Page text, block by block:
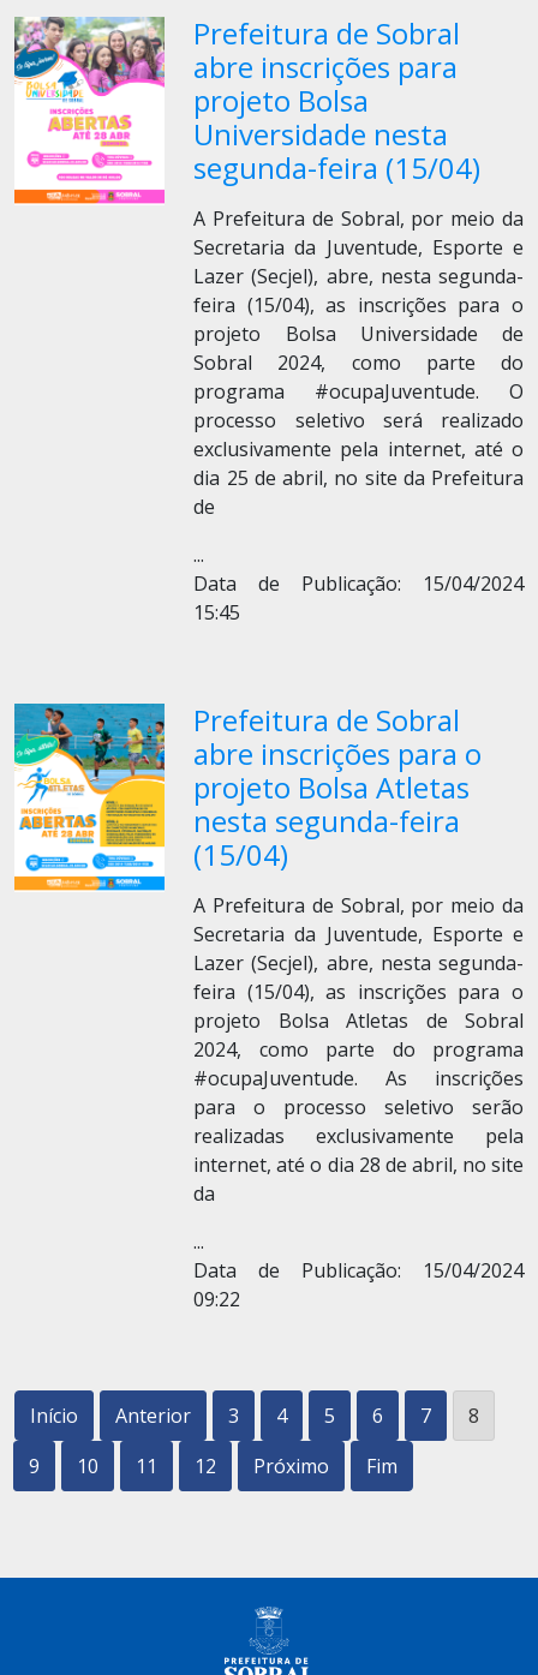
Prefeitura de Sobral
abre inscrições para
projeto Bolsa
Universidade nesta
segunda-feira (15/04)
A Prefeitura de Sobral, por meio da
Secretaria da Juventude, Esporte e
Lazer (Secjel), abre, nesta segunda-
feira (15/04), as inscrições para o
projeto Bolsa Universidade de
Sobral 2024, como parte do
programa #ocupaJuventude. O
processo seletivo será realizado
exclusivamente pela internet, até o
dia 25 de abril, no site da Prefeitura
de
...
Data de Publicação: 15/04/2024
15:45
Prefeitura de Sobral
abre inscrições para o
projeto Bolsa Atletas
nesta segunda-feira
(15/04)
A Prefeitura de Sobral, por meio da
Secretaria da Juventude, Esporte e
Lazer (Secjel), abre, nesta segunda-
feira (15/04), as inscrições para o
projeto Bolsa Atletas de Sobral
2024, como parte do programa
#ocupaJuventude. As inscrições
para o processo seletivo serão
realizadas exclusivamente pela
internet, até o dia 28 de abril, no site
da
...
Data de Publicação: 15/04/2024
09:22
Início Anterior 3 4 5 6 7
8
9
10 11 12 Próximo Fim